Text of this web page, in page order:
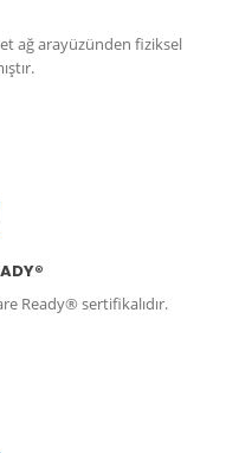
ağ arayüzünden fiziksel
Ready® sertifikalıdır.